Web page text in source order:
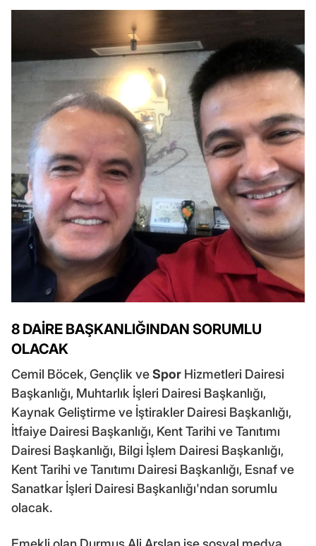
8 DAİRE BAŞKANLIĞINDAN SORUMLU
OLACAK
Cemil Böcek, Gençlik veSpor Hizmetleri Dairesi
Başkanlığı, Muhtarlık İşleri Dairesi Başkanlığı,
Kaynak Geliştirme ve İştirakler Dairesi Başkanlığı,
İtfaiye Dairesi Başkanlığı, Kent Tarihi ve Tanıtımı
Dairesi Başkanlığı, Bilgi İşlem Dairesi Başkanlığı,
Kent Tarihi ve Tanıtımı Dairesi Başkanlığı, Esnaf ve
Sanatkar İşleri Dairesi Başkanlığı'ndan sorumlu
olacak.